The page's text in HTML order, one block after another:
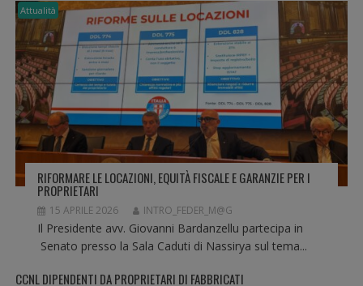
Attualità
RIFORMARE LE LOCAZIONI, EQUITÀ FISCALE E GARANZIE PER I
PROPRIETARI
15 APRILE 2026 INTRO_FEDER_M@G
Il Presidente avv. Giovanni Bardanzellu partecipa in
Senato presso la Sala Caduti di Nassirya sul tema...
CCNL DIPENDENTI DA PROPRIETARI DI FABBRICATI